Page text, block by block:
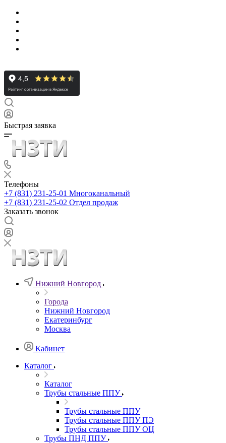
Быстрая заявка
Телефоны
+7 (831) 231-25-01 Многоканальный
+7 (831) 231-25-02 Отдел продаж
Заказать звонок
Нижний Новгород
Города
Нижний Новгород
Екатеринбург
Москва
Кабинет
Каталог
Каталог
Трубы стальные ППУ
Трубы стальные ППУ
Трубы стальные ППУ ПЭ
Трубы стальные ППУ ОЦ
Трубы ПНД ППУ